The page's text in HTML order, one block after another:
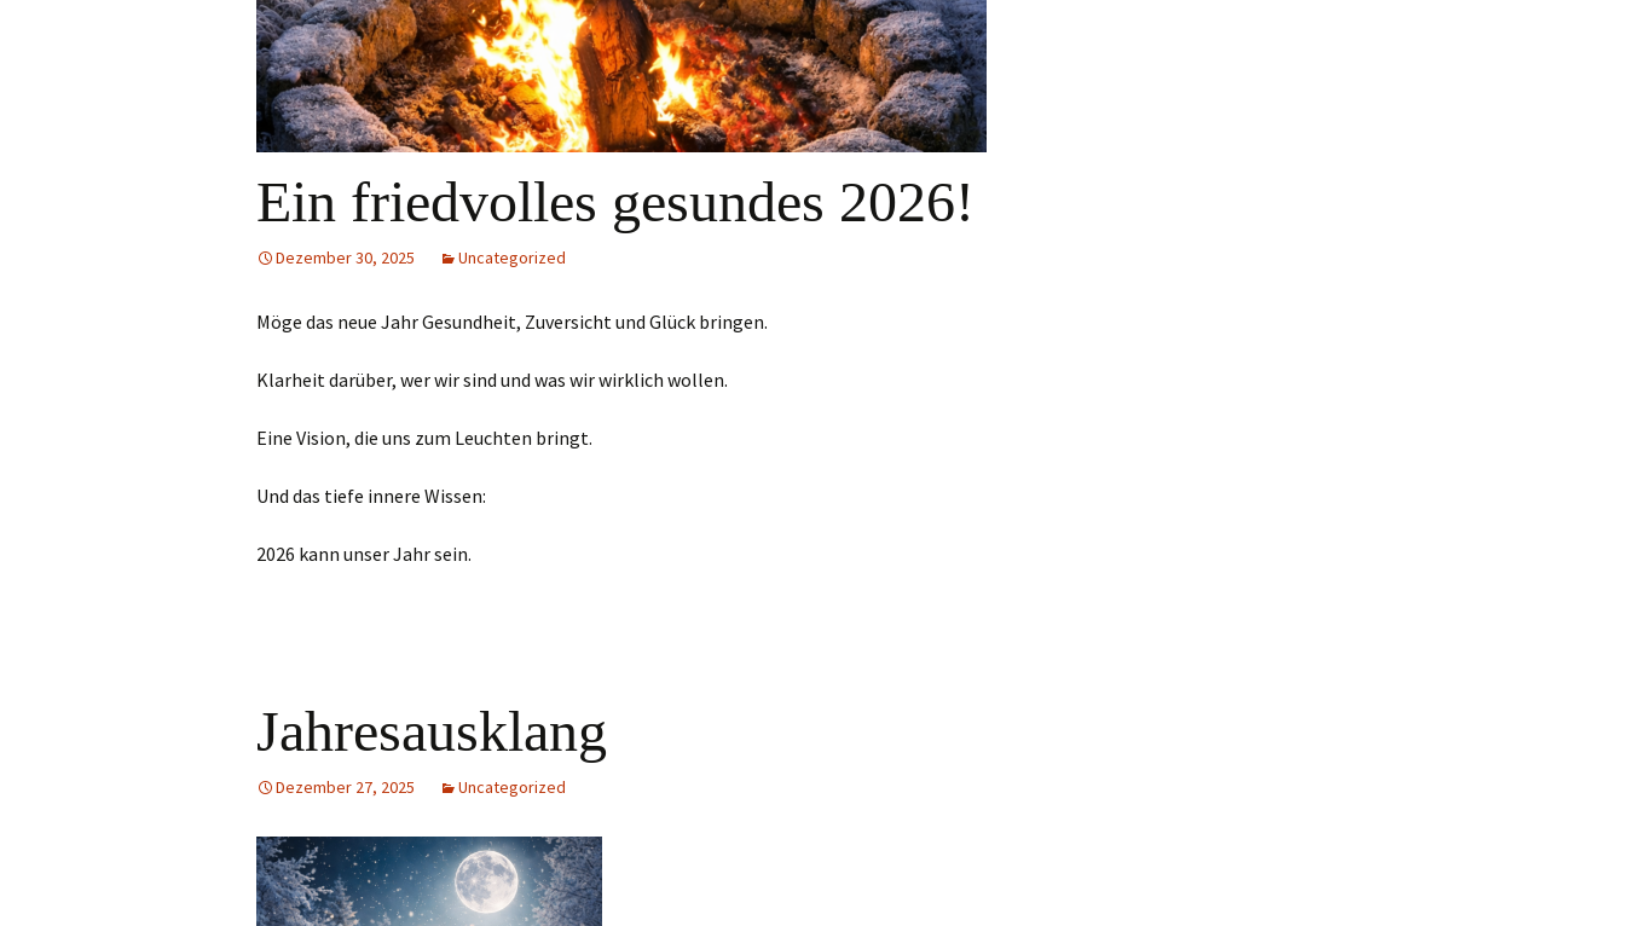
Ein friedvolles gesundes 2026!
Dezember 30, 2025 Uncategorized
Möge das neue Jahr Gesundheit, Zuversicht und Glück bringen.
Klarheit darüber, wer wir sind und was wir wirklich wollen.
Eine Vision, die uns zum Leuchten bringt.
Und das tiefe innere Wissen:
2026 kann unser Jahr sein.
Jahresausklang
Dezember 27, 2025 Uncategorized